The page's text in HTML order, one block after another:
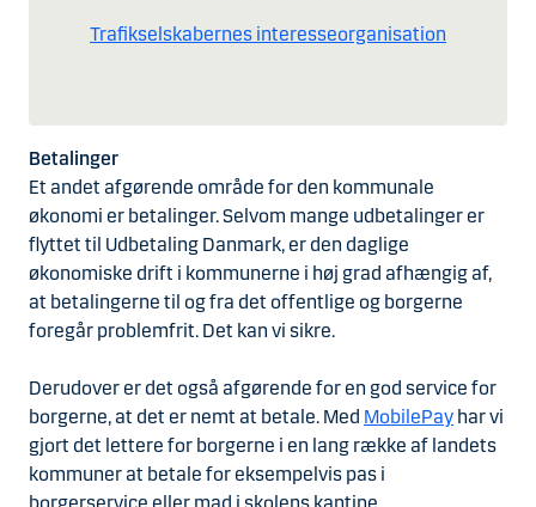
Trafikselskabernes interesseorganisation
Betalinger
Et andet afgørende område for den kommunale
økonomi er betalinger. Selvom mange udbetalinger er
flyttet til Udbetaling Danmark, er den daglige
økonomiske drift i kommunerne i høj grad afhængig af,
at betalingerne til og fra det offentlige og borgerne
foregår problemfrit. Det kan vi sikre.
Derudover er det også afgørende for en god service for
borgerne, at det er nemt at betale. Med MobilePay har vi
gjort det lettere for borgerne i en lang række af landets
kommuner at betale for eksempelvis pas i